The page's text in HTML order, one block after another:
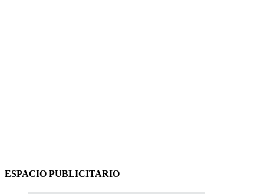
ESPACIO PUBLICITARIO